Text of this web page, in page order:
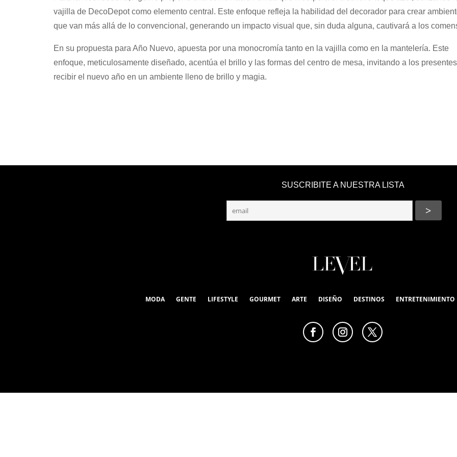
vajilla de DecoDepot como elemento central. Este enfoque refleja la habilidad del decorador para crear
que van más allá de lo convencional, generando un impacto visual que, sin duda alguna, cautivará a los
En su propuesta para Año Nuevo, apuesta por una monocromía tanto en la vajilla como en la mantelería. Este
enfoque, meticulosamente diseñado, acentúa el brillo y las formas del centro de mesa, invitando a los
recibir el nuevo año en un ambiente lleno de brillo y magia.
SUSCRIBITE A NUESTRA LISTA
MODA GENTE LIFESTYLE GOURMET ARTE DISEÑO DESTINOS ENTRETENIMIENTO